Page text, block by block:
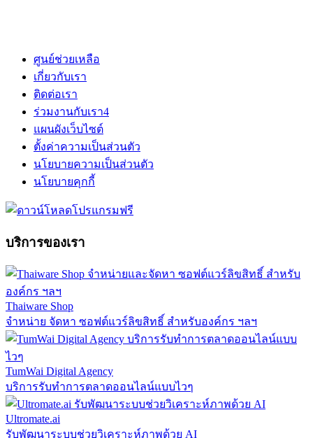
ศูนย์ช่วยเหลือ
เกี่ยวกับเรา
ติดต่อเรา
ร่วมงานกับเรา4
แผนผังเว็บไซต์
ตั้งค่าความเป็นส่วนตัว
นโยบายความเป็นส่วนตัว
นโยบายคุกกี้
บริการของเรา
Thaiware Shop
จำหน่าย จัดหา ซอฟต์แวร์ลิขสิทธิ์ สำหรับองค์กร ฯลฯ
TumWai Digital Agency
บริการรับทำการตลาดออนไลน์แบบไวๆ
Ultromate.ai
รับพัฒนาระบบช่วยวิเคราะห์ภาพด้วย AI